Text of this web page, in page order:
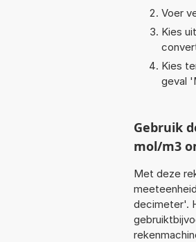
Voer
Kies
Kies
geval '
Gebruik
mol/m3
Met deze
decimeter'.